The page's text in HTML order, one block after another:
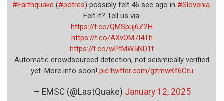
#Earthquake (#potres) possibly felt 46 sec ago in #Slovenia.
Felt it? Tell us via:
https://t.co/QMSpuj6Z2H
https://t.co/AXvOM7I4Th
https://t.co/wPtMW5ND1t
Automatic crowdsourced detection, not seismically verified
yet. More info soon! pic.twitter.com/gzmwKf6Cru
— EMSC (@LastQuake) January 12, 2025